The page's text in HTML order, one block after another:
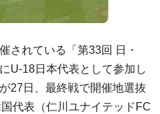
されている「第33回 日・
U-18日本代表として参加し
27日、最終戦で開催地選抜
代表（仁川ユナイテッドFC